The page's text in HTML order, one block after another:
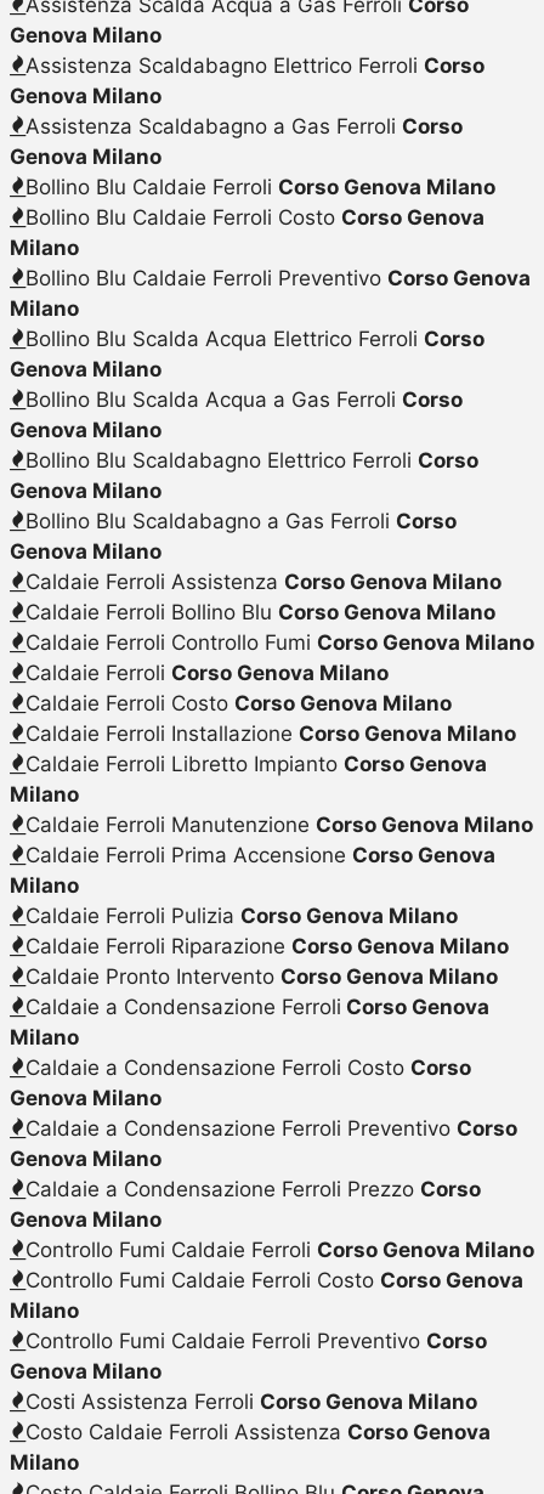
Genova Milano
Assistenza Scaldabagno Elettrico Ferroli Corso
Genova Milano
Assistenza Scaldabagno a Gas Ferroli Corso
Genova Milano
Bollino Blu Caldaie Ferroli Corso Genova Milano
Bollino Blu Caldaie Ferroli Costo Corso Genova
Milano
Bollino Blu Caldaie Ferroli Preventivo Corso Genova
Milano
Bollino Blu Scalda Acqua Elettrico Ferroli Corso
Genova Milano
Bollino Blu Scalda Acqua a Gas Ferroli Corso
Genova Milano
Bollino Blu Scaldabagno Elettrico Ferroli Corso
Genova Milano
Bollino Blu Scaldabagno a Gas Ferroli Corso
Genova Milano
Caldaie Ferroli Assistenza Corso Genova Milano
Caldaie Ferroli Bollino Blu Corso Genova Milano
Caldaie Ferroli Controllo Fumi Corso Genova Milano
Caldaie Ferroli Corso Genova Milano
Caldaie Ferroli Costo Corso Genova Milano
Caldaie Ferroli Installazione Corso Genova Milano
Caldaie Ferroli Libretto Impianto Corso Genova
Milano
Caldaie Ferroli Manutenzione Corso Genova Milano
Caldaie Ferroli Prima Accensione Corso Genova
Milano
Caldaie Ferroli Pulizia Corso Genova Milano
Caldaie Ferroli Riparazione Corso Genova Milano
Caldaie Pronto Intervento Corso Genova Milano
Caldaie a Condensazione Ferroli Corso Genova
Milano
Caldaie a Condensazione Ferroli Costo Corso
Genova Milano
Caldaie a Condensazione Ferroli Preventivo Corso
Genova Milano
Caldaie a Condensazione Ferroli Prezzo Corso
Genova Milano
Controllo Fumi Caldaie Ferroli Corso Genova Milano
Controllo Fumi Caldaie Ferroli Costo Corso Genova
Milano
Controllo Fumi Caldaie Ferroli Preventivo Corso
Genova Milano
Costi Assistenza Ferroli Corso Genova Milano
Costo Caldaie Ferroli Assistenza Corso Genova
Milano